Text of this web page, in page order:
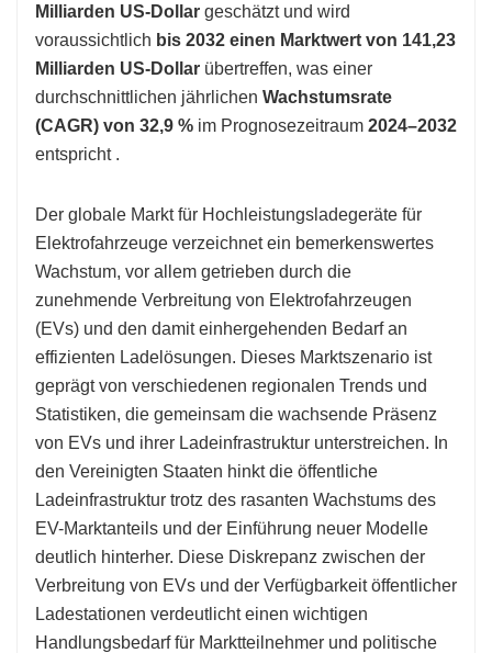
Milliarden US-Dollar geschätzt und wird
voraussichtlich bis 2032 einen Marktwert von 141,23
Milliarden US-Dollar übertreffen, was einer
durchschnittlichen jährlichen Wachstumsrate
(CAGR) von 32,9 % im Prognosezeitraum 2024–2032
entspricht .
Der globale Markt für Hochleistungsladegeräte für
Elektrofahrzeuge verzeichnet ein bemerkenswertes
Wachstum, vor allem getrieben durch die
zunehmende Verbreitung von Elektrofahrzeugen
(EVs) und den damit einhergehenden Bedarf an
effizienten Ladelösungen. Dieses Marktszenario ist
geprägt von verschiedenen regionalen Trends und
Statistiken, die gemeinsam die wachsende Präsenz
von EVs und ihrer Ladeinfrastruktur unterstreichen. In
den Vereinigten Staaten hinkt die öffentliche
Ladeinfrastruktur trotz des rasanten Wachstums des
EV-Marktanteils und der Einführung neuer Modelle
deutlich hinterher. Diese Diskrepanz zwischen der
Verbreitung von EVs und der Verfügbarkeit öffentlicher
Ladestationen verdeutlicht einen wichtigen
Handlungsbedarf für Marktteilnehmer und politische